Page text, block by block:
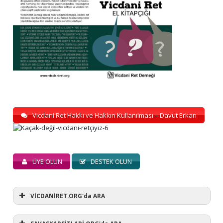
Vicdani Ret Hakkı ve Hakkın Kullanılması – Davut Erkan
ÜYE OLUN DESTEK OLUN
VİCDANİRET.ORG'da ARA